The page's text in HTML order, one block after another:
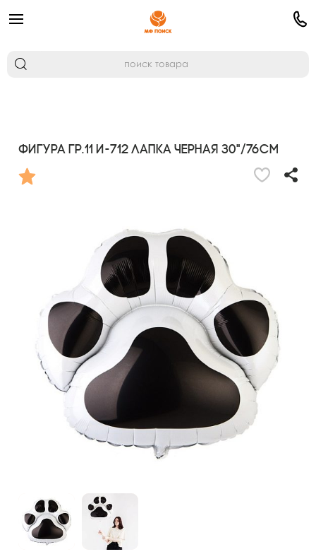
Фигура гр.11 И-712 Лапка черная 30"/76см